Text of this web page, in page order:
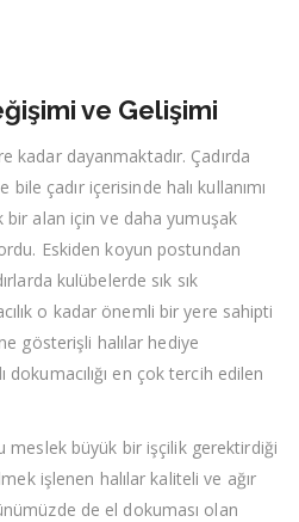
ve Gelişimi
kadar dayanmaktadır. Çadırda
çadır içerisinde halı kullanımı
bir alan için ve daha yumuşak
Eskiden koyun postundan
kulübelerde sık sık
o kadar önemli bir yere sahipti
gösterişli halılar hediye
dokumacılığı en çok tercih edilen
meslek büyük bir işçilik gerektirdiği
işlenen halılar kaliteli ve ağır
de el dokuması olan